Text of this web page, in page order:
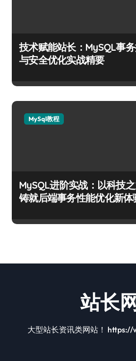
技术赋能站长：MySQL事
与安全优化实战精要
MySql教程
MySQL进阶实战：以科技之
铸就后端事务性能优化新体
站长
大型站长资讯类网站！ https://